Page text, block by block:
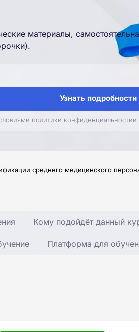
материалы,
Узнать подробности
политики конфиденциальностии
среднего медицинского
Кому подойдёт данный
Платформа для